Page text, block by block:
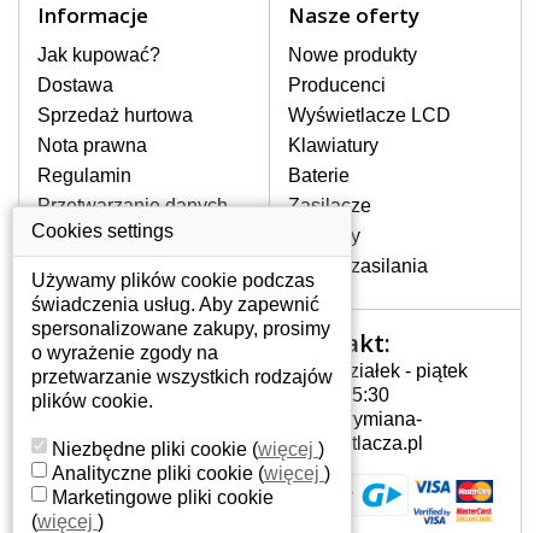
W magazynie, natychmiast do wysyłki
197 złz VAT
DO KOSZYKA Dowiedz się więcej
BATERIA DO LAPTOPA DELL INSPIRON 1564 5200MAH LI-I...
Informacje
Jak kupować?
Dostawa
Sprzedaż hurtowa
Nota prawna
Regulamin
Przetwarzanie danych
osobowych
Gdzie nas znajdziesz
Nasze oferty
Nowe produkty
Producenci
Wyświetlacze LCD
Klawiatury
Baterie
Zasilacze
Zawiasy
Złącza zasilania
Twoje konto
Twoje konto
Dane osobowe
Adresy
Historia zamówień
Kontakt:
Poniedziałek - piątek
7:00 - 15:30
info@wymiana-
wyswietlacza.pl
Cookies settings
Używamy plików cookie podczas
świadczenia usług. Aby zapewnić
spersonalizowane zakupy, prosimy
o wyrażenie zgody na
przetwarzanie wszystkich rodzajów
plików cookie.
Niezbędne pliki cookie (więcej )
Analityczne pliki cookie (więcej )
Marketingowe pliki cookie
(więcej )